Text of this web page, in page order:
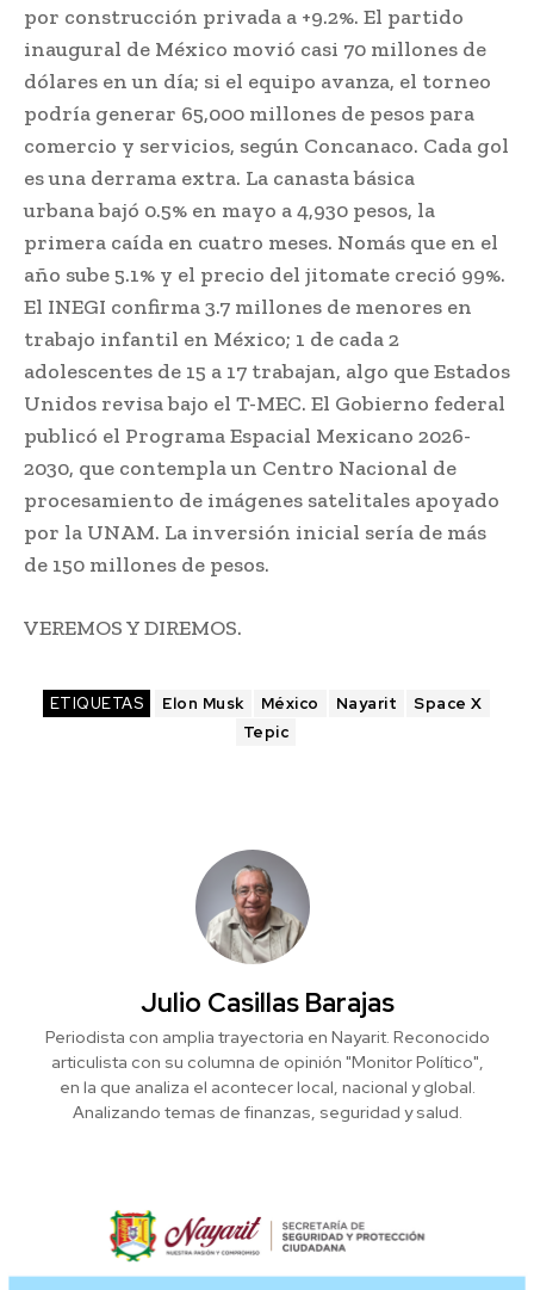
por construcción privada a +9.2%. El partido
inaugural de México movió casi 70 millones de
dólares en un día; si el equipo avanza, el torneo
podría generar 65,000 millones de pesos para
comercio y servicios, según Concanaco. Cada gol
es una derrama extra. La canasta básica
urbana bajó 0.5% en mayo a 4,930 pesos, la
primera caída en cuatro meses. Nomás que en el
año sube 5.1% y el precio del jitomate creció 99%.
El INEGI confirma 3.7 millones de menores en
trabajo infantil en México; 1 de cada 2
adolescentes de 15 a 17 trabajan, algo que Estados
Unidos revisa bajo el T-MEC. El Gobierno federal
publicó el Programa Espacial Mexicano 2026-
2030, que contempla un Centro Nacional de
procesamiento de imágenes satelitales apoyado
por la UNAM. La inversión inicial sería de más
de 150 millones de pesos.
VEREMOS Y DIREMOS.
ETIQUETAS Elon Musk México Nayarit
Space X
Tepic
Julio Casillas Barajas
Periodista con amplia trayectoria en Nayarit. Reconocido
articulista con su columna de opinión "Monitor Político",
en la que analiza el acontecer local, nacional y global.
Analizando temas de finanzas, seguridad y salud.